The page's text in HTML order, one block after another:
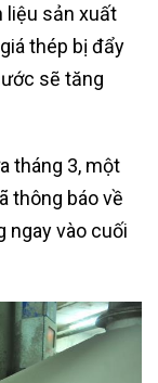
liệu sản xuất
thép bị đẩy
sẽ tăng
tháng 3, một
thông báo về
ngay vào cuối